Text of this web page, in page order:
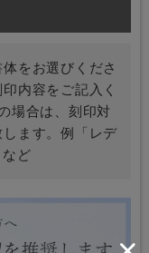
をお選びくださ
内容をご記入く
場合は、刻印対
ます。例「レデ
ど